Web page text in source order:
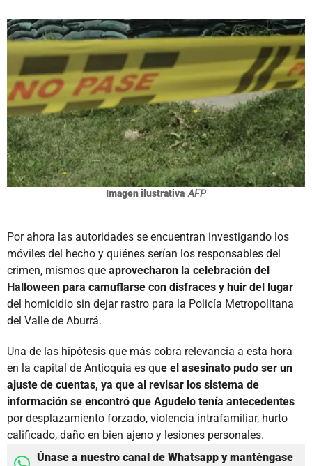
Imagen ilustrativa AFP
Por ahora las autoridades se encuentran investigando los
móviles del hecho y quiénes serían los responsables del
crimen, mismos que aprovecharon la celebración del
Halloween para camuflarse con disfraces y huir del lugar
del homicidio sin dejar rastro para la Policía Metropolitana
del Valle de Aburrá.
Una de las hipótesis que más cobra relevancia a esta hora
en la capital de Antioquia es que el asesinato pudo ser un
ajuste de cuentas, ya que al revisar los sistema de
información se encontró que Agudelo tenía antecedentes
por desplazamiento forzado, violencia intrafamiliar, hurto
calificado, daño en bien ajeno y lesiones personales.
Únase a nuestro canal de Whatsapp y manténgase